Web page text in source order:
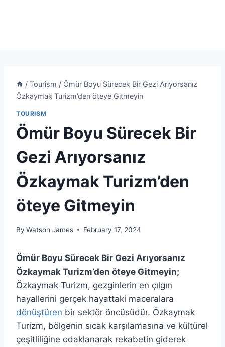
/ Tourism / Ömür Boyu Sürecek Bir Gezi Arıyorsanız
Özkaymak Turizm’den öteye Gitmeyin
TOURISM
Ömür Boyu Sürecek Bir
Gezi Arıyorsanız
Özkaymak Turizm’den
öteye Gitmeyin
By Watson James February 17, 2024
Ömür Boyu Sürecek Bir Gezi Arıyorsanız
Özkaymak Turizm’den öteye Gitmeyin;
Özkaymak Turizm, gezginlerin en çılgın
hayallerini gerçek hayattaki maceralara
dönüştüren bir sektör öncüsüdür. Özkaymak
Turizm, bölgenin sıcak karşılamasına ve kültürel
çeşitliliğine odaklanarak rekabetin giderek